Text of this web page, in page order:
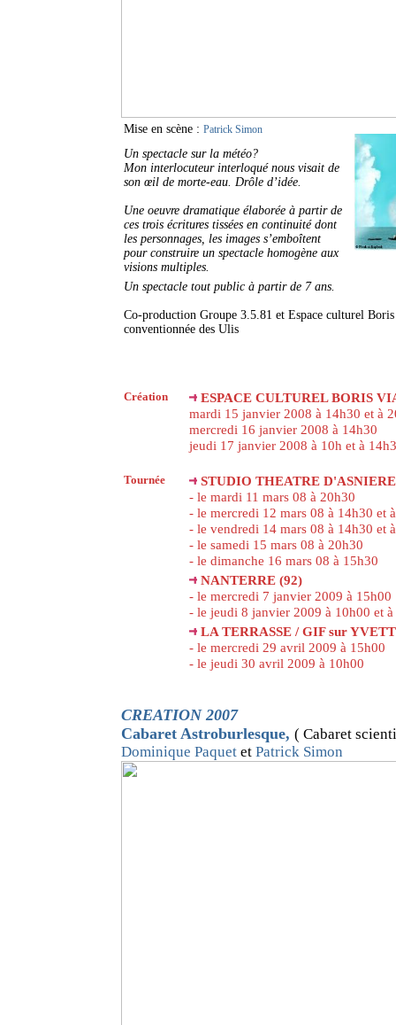
Mise en scène : Patrick Simon
Un spectacle sur la météo?
Mon interlocuteur interloqué nous visait de
son œil de morte-eau. Drôle d’idée.
Une oeuvre dramatique élaborée à partir de
ces trois écritures tissées en continuité dont
les personnages, les images s’emboîtent
pour construire un spectacle homogène aux
visions multiples.
Un spectacle tout public à partir de 7 ans.
Co-production Groupe 3.5.81 et Espace culturel Boris
conventionnée des Ulis
Création
ESPACE CULTUREL BORIS
mardi 15 janvier 2008 à 14h30 et à
mercredi 16 janvier 2008 à 14h30
jeudi 17 janvier 2008 à 10h et à
Tournée
STUDIO THEATRE
- le mardi 11 mars 08 à 20h30
- le mercredi 12 mars 08 à 14h30 et
- le vendredi 14 mars 08 à 14h30 et
- le samedi 15 mars 08 à 20h30
- le dimanche 16 mars 08 à 15h30
NANTERRE (92)
- le mercredi 7 janvier 2009 à 15h00
- le jeudi 8 janvier 2009 à 10h00 et
LA TERRASSE / GIF sur
- le mercredi 29 avril 2009 à 15h00
- le jeudi 30 avril 2009 à 10h00
CREATION 2007
Cabaret Astroburlesque, ( Cabaret
Dominique Paquet et Patrick Simon